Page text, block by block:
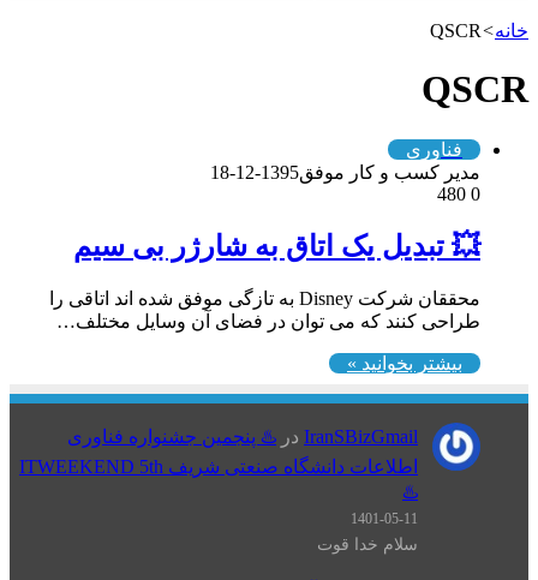
خانه>
QSCR
QSCR
فناوری
مدیر کسب و کار موفق1395-12-18
0
💥 تبدیل یک اتاق به شارژر بی سیم
محققان شرکت Disney به تازگی موفق شده اند اتاقی را
طراحی کنند که می توان در فضای آن وسایل مختلف…
بیشتر بخوانید »
IranSBizGmail در ♨️ پنجمین جشنواره فناوری
اطلاعات دانشگاه صنعتی شریف ITWEEKEND 5th
♨️
1401-05-11
سلام خدا قوت